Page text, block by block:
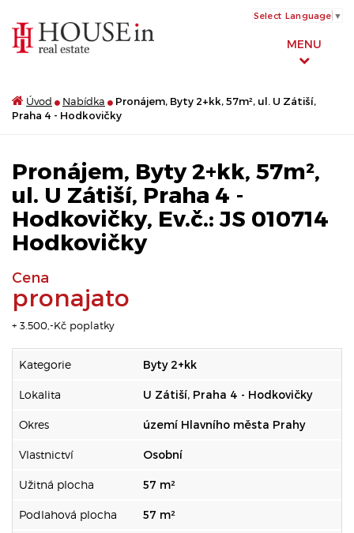
MENU
Select Language ▼
Úvod Nabídka
Pronájem, Byty 2+kk, 57m², ul. U Zátiší,
Praha 4 - Hodkovičky
Pronájem, Byty 2+kk, 57m²,
ul. U Zátiší, Praha 4 -
Hodkovičky, Ev.č.: JS 010714
Hodkovičky
Cena
pronajato
+ 3.500,-Kč poplatky
Kategorie Byty 2+kk
Lokalita U Zátiší, Praha 4 - Hodkovičky
Okres území Hlavního města Prahy
Vlastnictví Osobní
Užitná plocha 57 m²
Podlahová plocha 57 m²